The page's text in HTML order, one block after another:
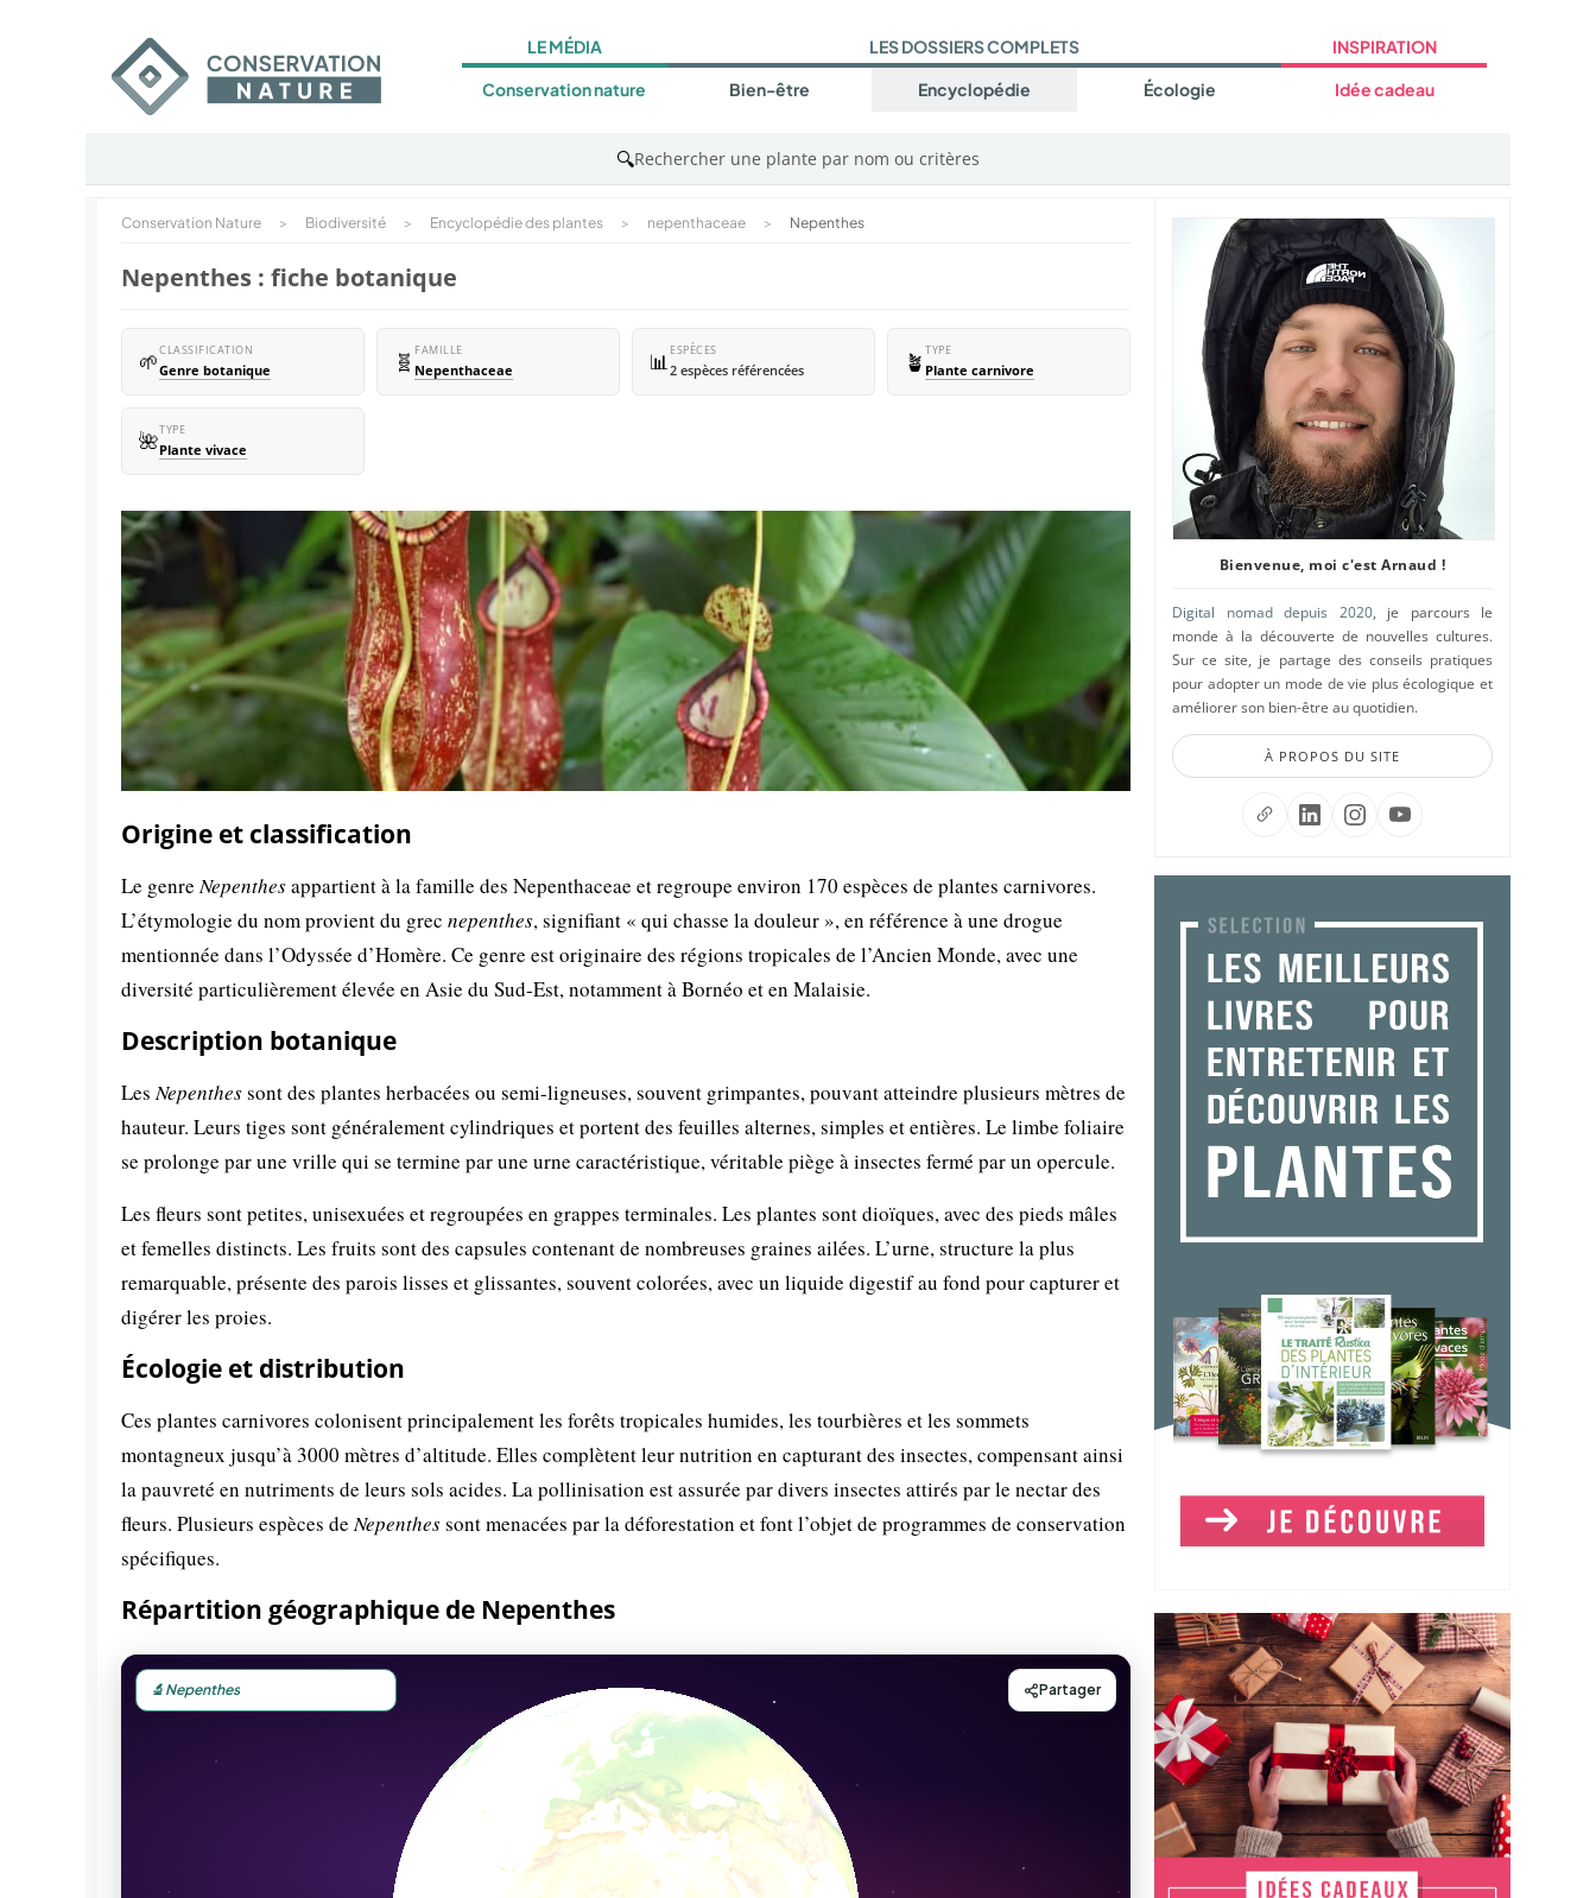
LE MÉDIA
Conservation nature
LES DOSSIERS COMPLETS
Bien-être Encyclopédie Écologie
INSPIRATION
Idée cadeau
🔍Rechercher une plante par nom ou critères
Conservation Nature > Biodiversité > Encyclopédie des plantes > nepenthaceae > Nepenthes
Nepenthes : fiche botanique
🌱CLASSIFICATION
Genre botanique 🧬 FAMILLE
Nepenthaceae 📊 ESPÈCES
2 espèces référencées 🪴 TYPE
Plante carnivore
🌺TYPE
Plante vivace
Origine et classification
Le genreNepenthesappartient à la famille des Nepenthaceae et regroupe environ 170 espèces de plantes carnivores.
L’étymologie du nom provient du grec nepenthes, signifiant « qui chasse la douleur », en référence à une drogue
mentionnée dans l’Odyssée d’Homère. Ce genre est originaire des régions tropicales de l’Ancien Monde, avec une
diversité particulièrement élevée en Asie du Sud-Est, notamment à Bornéo et en Malaisie.
Description botanique
LesNepenthessont des plantes herbacées ou semi-ligneuses, souvent grimpantes, pouvant atteindre plusieurs mètres de
hauteur. Leurs tiges sont généralement cylindriques et portent des feuilles alternes, simples et entières. Le limbe foliaire
se prolonge par une vrille qui se termine par une urne caractéristique, véritable piège à insectes fermé par un opercule.
Les fleurs sont petites, unisexuées et regroupées en grappes terminales. Les plantes sont dioïques, avec des pieds mâles
et femelles distincts. Les fruits sont des capsules contenant de nombreuses graines ailées. L’urne, structure la plus
remarquable, présente des parois lisses et glissantes, souvent colorées, avec un liquide digestif au fond pour capturer et
digérer les proies.
Écologie et distribution
Ces plantes carnivores colonisent principalement les forêts tropicales humides, les tourbières et les sommets
montagneux jusqu’à 3000 mètres d’altitude. Elles complètent leur nutrition en capturant des insectes, compensant ainsi
la pauvreté en nutriments de leurs sols acides. La pollinisation est assurée par divers insectes attirés par le nectar des
fleurs. Plusieurs espèces deNepenthessont menacées par la déforestation et font l’objet de programmes de conservation
spécifiques.
Répartition géographique de Nepenthes
Bienvenue, moi c'est Arnaud !
Digital nomad depuis 2020, je parcours le
monde à la découverte de nouvelles cultures.
Sur ce site, je partage des conseils pratiques
pour adopter un mode de vie plus écologique et
améliorer son bien-être au quotidien.
À PROPOS DU SITE